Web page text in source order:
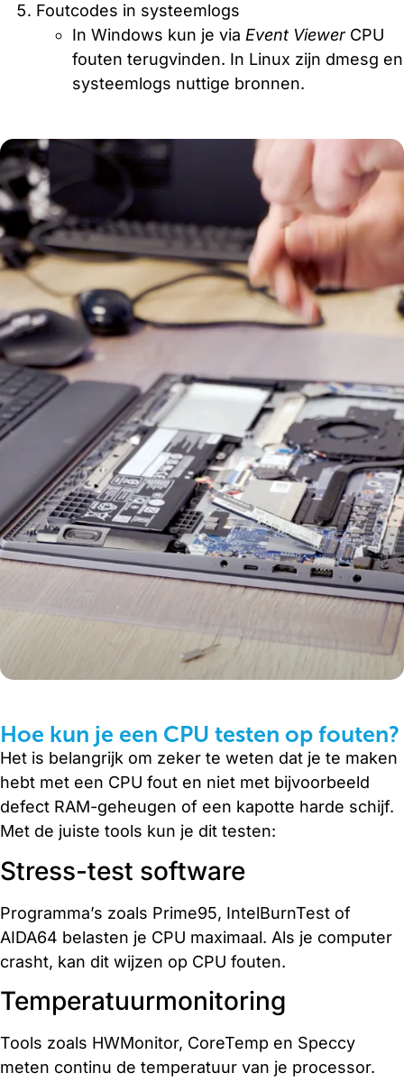
Foutcodes in systeemlogs
In Windows kun je via Event ViewerCPU
fouten terugvinden. In Linux zijn dmesg en
systeemlogs nuttige bronnen.
Hoe kun je een CPU testen op fouten?
Het is belangrijk om zeker te weten dat je te maken
hebt met een CPU fout en niet met bijvoorbeeld
defect RAM-geheugen of een kapotte harde schijf.
Met de juiste tools kun je dit testen:
Stress-test software
Programma’s zoals Prime95, IntelBurnTest of
AIDA64 belasten je CPU maximaal. Als je computer
crasht, kan dit wijzen op CPU fouten.
Temperatuurmonitoring
Tools zoals HWMonitor, CoreTemp en Speccy
meten continu de temperatuur van je processor.